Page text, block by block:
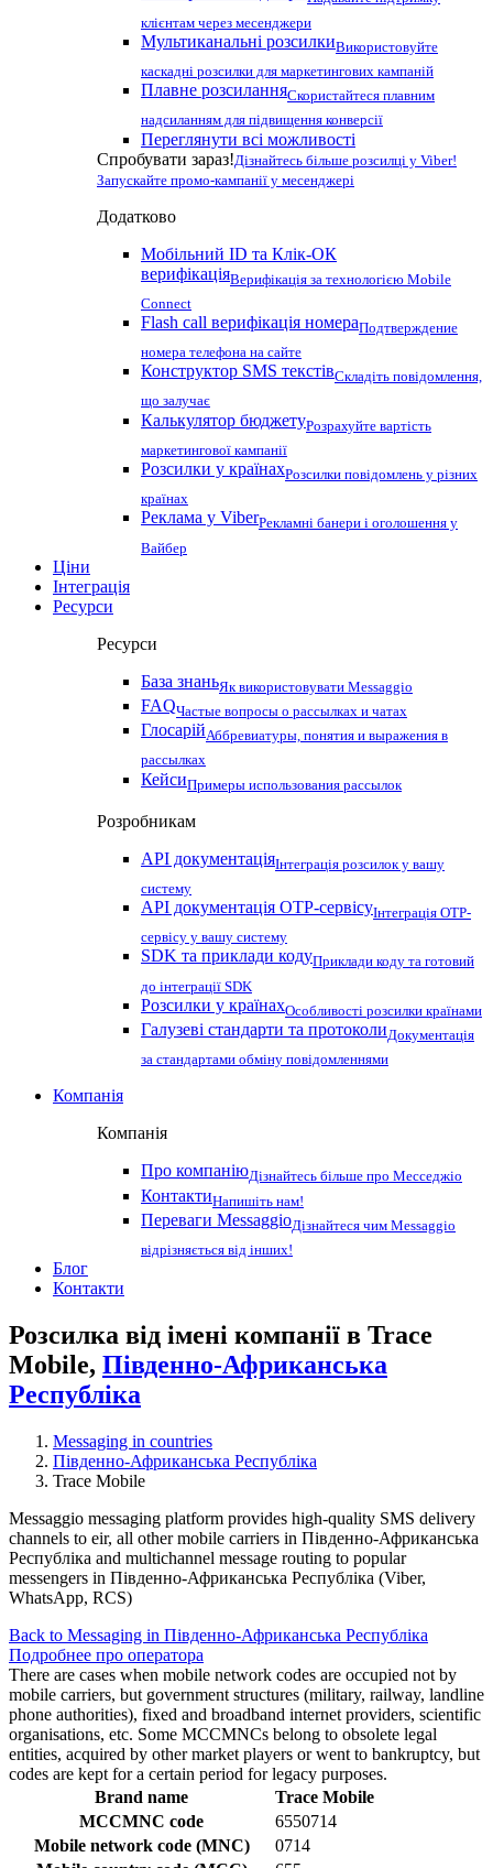
клієнтам через месенджери
Мультиканальні розсилкиВикористовуйте
каскадні розсилки для маркетингових кампаній
Плавне розсиланняСкористайтеся плавним
надсиланням для підвищення конверсії
Переглянути всі можливості
Спробувати зараз!Дізнайтесь більше розсилці у Viber!
Запускайте промо-кампанії у месенджері
Додатково
Мобільний ID та Клік-ОК
верифікаціяВерифікація за технологією Mobile
Connect
Flash call верифікація номераПодтверждение
номера телефона на сайте
Конструктор SMS текстівСкладіть повідомлення,
що залучає
Калькулятор бюджетуРозрахуйте вартість
маркетингової кампанії
Розсилки у країнахРозсилки повідомлень у різних
країнах
Реклама у ViberРекламні банери і оголошення у
Вайбер
Ціни
Інтеграція
Ресурси
Ресурси
База знаньЯк використовувати Messaggio
FAQЧастые вопросы о рассылках и чатах
ГлосарійАббревиатуры, понятия и выражения в
рассылках
КейсиПримеры использования рассылок
Розробникам
API документаціяІнтеграція розсилок у вашу
систему
API документація OTP-сервісуІнтеграція OTP-
сервісу у вашу систему
SDK та приклади кодуПриклади коду та готовий
до інтеграції SDK
Розсилки у країнахОсобливості розсилки країнами
Галузеві стандарти та протоколиДокументація
за стандартами обміну повідомленнями
Компанія
Компанія
Про компаніюДізнайтесь більше про Месседжіо
КонтактиНапишіть нам!
Переваги MessaggioДізнайтеся чим Messaggio
відрізняється від інших!
Блог
Контакти
Розсилка від імені компанії в Trace
Mobile, Південно-Африканська
Республіка
Messaging in countries
Південно-Африканська Республіка
Trace Mobile
Messaggio messaging platform provides high-quality SMS delivery
channels to eir, all other mobile carriers in Південно-Африканська
Республіка and multichannel message routing to popular
messengers in Південно-Африканська Республіка (Viber,
WhatsApp, RCS)
Back to Messaging in Південно-Африканська Республіка
Подробнее про оператора
There are cases when mobile network codes are occupied not by
mobile carriers, but government structures (military, railway, landline
phone authorities), fixed and broadband internet providers, scientific
organisations, etc. Some MCCMNCs belong to obsolete legal
entities, acquired by other market players or went to bankruptcy, but
codes are kept for a certain period for legacy purposes.
Brand name
Trace Mobile
MCCMNC code
6550714
Mobile network code (MNC)
0714